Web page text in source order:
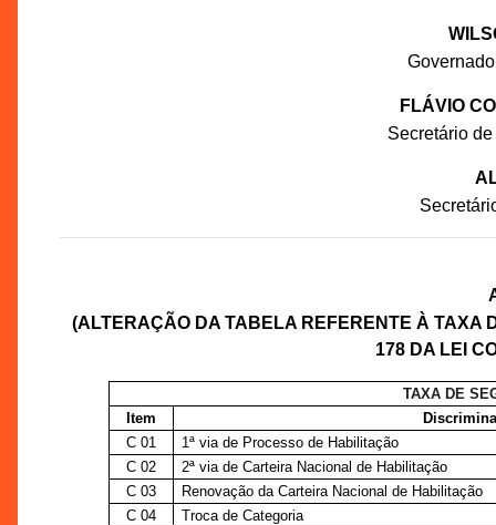
FLÁVIO
Secretário
(ALTERAÇÃO DA TABELA REFERENTE À TAXA
178 DA LEI
TAXA DE
Item
C 01
1ª via de Processo de Habilitação
C 02
2ª via de Carteira Nacional de Habilitação
C 03
Renovação da Carteira Nacional de Habilitação
C 04
Troca de Categoria